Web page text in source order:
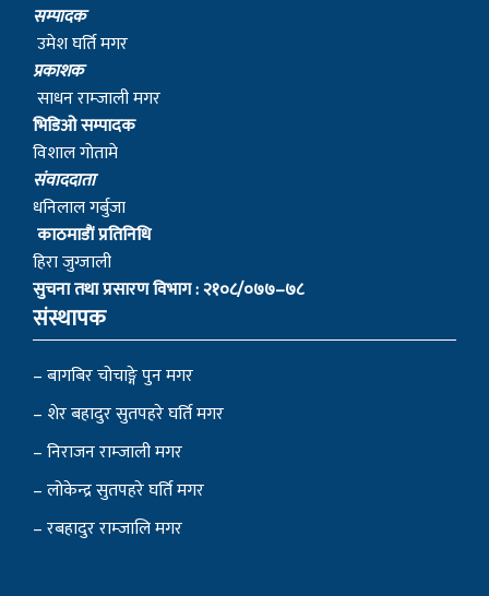
सम्पादक
उमेश घर्ति मगर
प्रकाशक
साधन राम्जाली मगर
भिडिओ सम्पादक
विशाल गोतामे
स‌ंवाददाता
धनिलाल गर्बुजा
काठमाडाैं प्रतिनिधि
हिरा जुग्जाली
सुचना तथा प्रसारण विभाग : २१०८/०७७–७८
संस्थापक
– बागबिर चोचाङ्गे पुन मगर
– शेर बहादुर सुतपहरे घर्ति मगर
– निराजन राम्जाली मगर
– लोकेन्द्र सुतपहरे घर्ति मगर
– रबहादुर राम्जालि मगर